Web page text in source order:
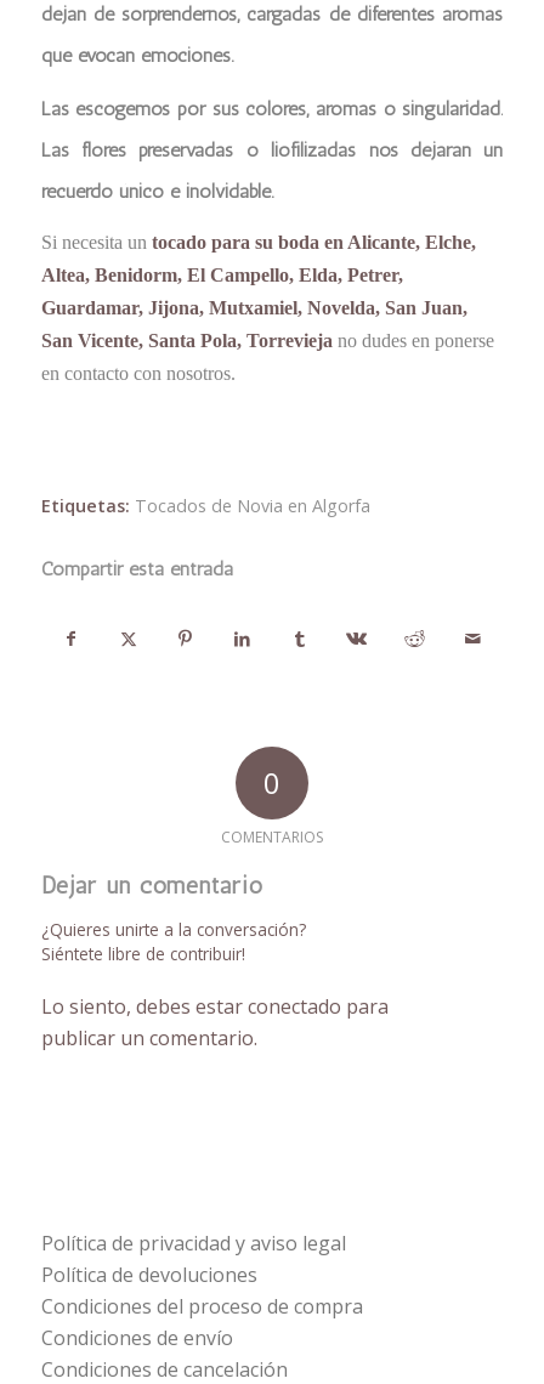
dejan de sorprendernos, cargadas de diferentes aromas
que evocan emociones.
Las escogemos por sus colores, aromas o singularidad.
Las flores preservadas o liofilizadas nos dejaran un
recuerdo único e inolvidable.
Si necesita un tocado para su boda en Alicante, Elche,
Altea, Benidorm, El Campello, Elda, Petrer,
Guardamar, Jijona, Mutxamiel, Novelda, San Juan,
San Vicente, Santa Pola, Torrevieja no dudes en ponerse
en contacto con nosotros.
Etiquetas: Tocados de Novia en Algorfa
Compartir esta entrada
0
COMENTARIOS
Dejar un comentario
¿Quieres unirte a la conversación?
Siéntete libre de contribuir!
Lo siento, debes estarconectado para
publicar un comentario.
Política de privacidad y aviso legal
Política de devoluciones
Condiciones del proceso de compra
Condiciones de envío
Condiciones de cancelación